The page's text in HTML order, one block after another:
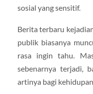
sosial yang sensitif.
Berita terbaru
publik biasanya
rasa ingin tahu.
sebenarnya terjadi,
artinya bagi